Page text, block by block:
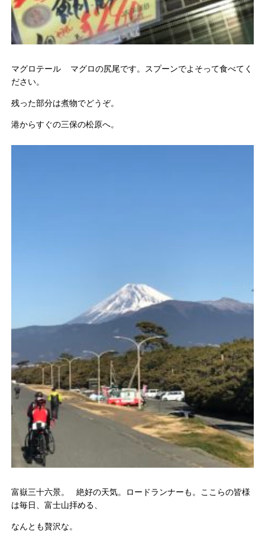
マグロテール マグロの尻尾です。スプーンでよそって食べてく
ださい。
残った部分は煮物でどうぞ。
港からすぐの三保の松原へ。
富嶽三十六景。 絶好の天気。ロードランナーも。ここらの皆様
は毎日、富士山拝める、
なんとも贅沢な。